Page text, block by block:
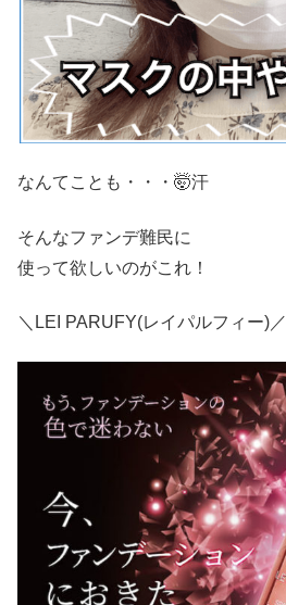
なんてことも・・・🤯汗
そんなファンデ難民に
使って欲しいのがこれ！
＼LEI PARUFY(レイパルフィー)／